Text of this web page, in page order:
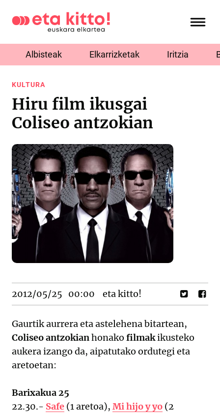
Albisteak Elkarrizketak Iritzia
KULTURA
Hiru film ikusgai
Coliseo antzokian
2012/05/25 00:00 eta kitto!
Gaurtik aurrera eta astelehena bitartean,
Coliseo antzokianhonako filmakikusteko
aukera izango da, aipatutako ordutegi eta
aretoetan:
Barixakua 25
22.30.- Safe (1 aretoa), Mi hijo y yo (2